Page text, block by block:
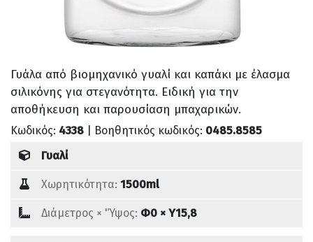
Γυάλα από βιομηχανικό γυαλί και καπάκι με έλασμα
σιλικόνης για στεγανότητα. Ειδική για την
αποθήκευση και παρουσίαση μπαχαρικών.
Κωδικός: 4338 | Βοηθητικός κωδικός: 0485.8585
Γυαλί
Χωρητικότητα: 1500ml
Διάμετρος × 'Ύψος: Φ0 × Υ15,8